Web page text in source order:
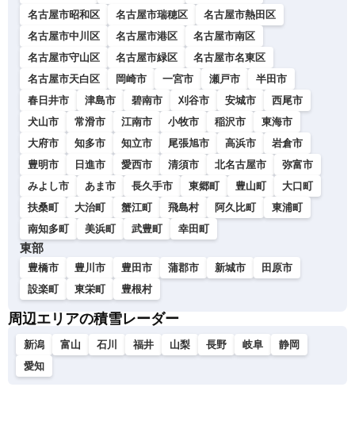
名古屋市昭和区
名古屋市瑞穂区
名古屋市熱田区
名古屋市中川区
名古屋市港区
名古屋市南区
名古屋市守山区
名古屋市緑区
名古屋市名東区
名古屋市天白区
岡崎市 一宮市 瀬戸市
半田市
春日井市
津島市 碧南市 刈谷市 安城市
西尾市
犬山市
常滑市 江南市 小牧市 稲沢市
東海市
大府市
知多市 知立市 尾張旭市 高浜市
岩倉市
豊明市
日進市 愛西市 清須市 北名古屋市
弥富市
みよし市
あま市 長久手市 東郷町 豊山町
大口町
扶桑町
大治町 蟹江町 飛島村 阿久比町
東浦町
南知多町
美浜町 武豊町 幸田町
東部
豊橋市 豊川市 豊田市 蒲郡市 新城市
田原市
設楽町
東栄町 豊根村
周辺エリアの積雪レーダー
新潟 富山 石川 福井 山梨 長野 岐阜
静岡
愛知